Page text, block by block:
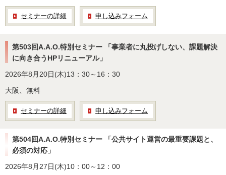
セミナーの詳細 申し込みフォーム
第503回A.A.O.特別セミナー 「事業者に丸投げしない、課題解決
に向き合うHPリニューアル」
2026年8月20日(木)13：30～16：30
大阪、無料
セミナーの詳細 申し込みフォーム
第504回A.A.O.特別セミナー 「公共サイト運営の最重要課題と、
必須の対応」
2026年8月27日(木)10：00～12：00